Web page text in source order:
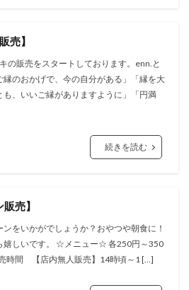
売】
の販売をスタートしております。enn.と
のおかげで、今の自分がある」「縁を大
、いいご縁がありますように」「円満
続きを読む
売】
をいかがでしょうか？おやつや朝食に！
嬉しいです。 ☆メニュー☆ 各250円～350
時間 【店内無人販売】14時頃～1 […]